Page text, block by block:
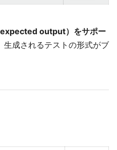
expected output）をサポー
生成されるテストの形式がブ